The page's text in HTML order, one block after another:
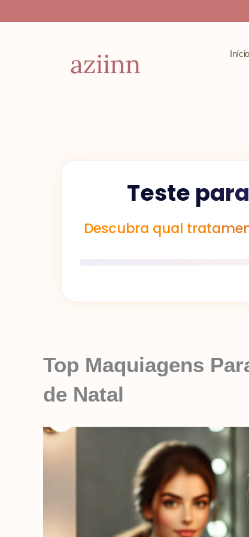
para
Início
Teste
Descubra qual
Top Maquiagens
de Natal